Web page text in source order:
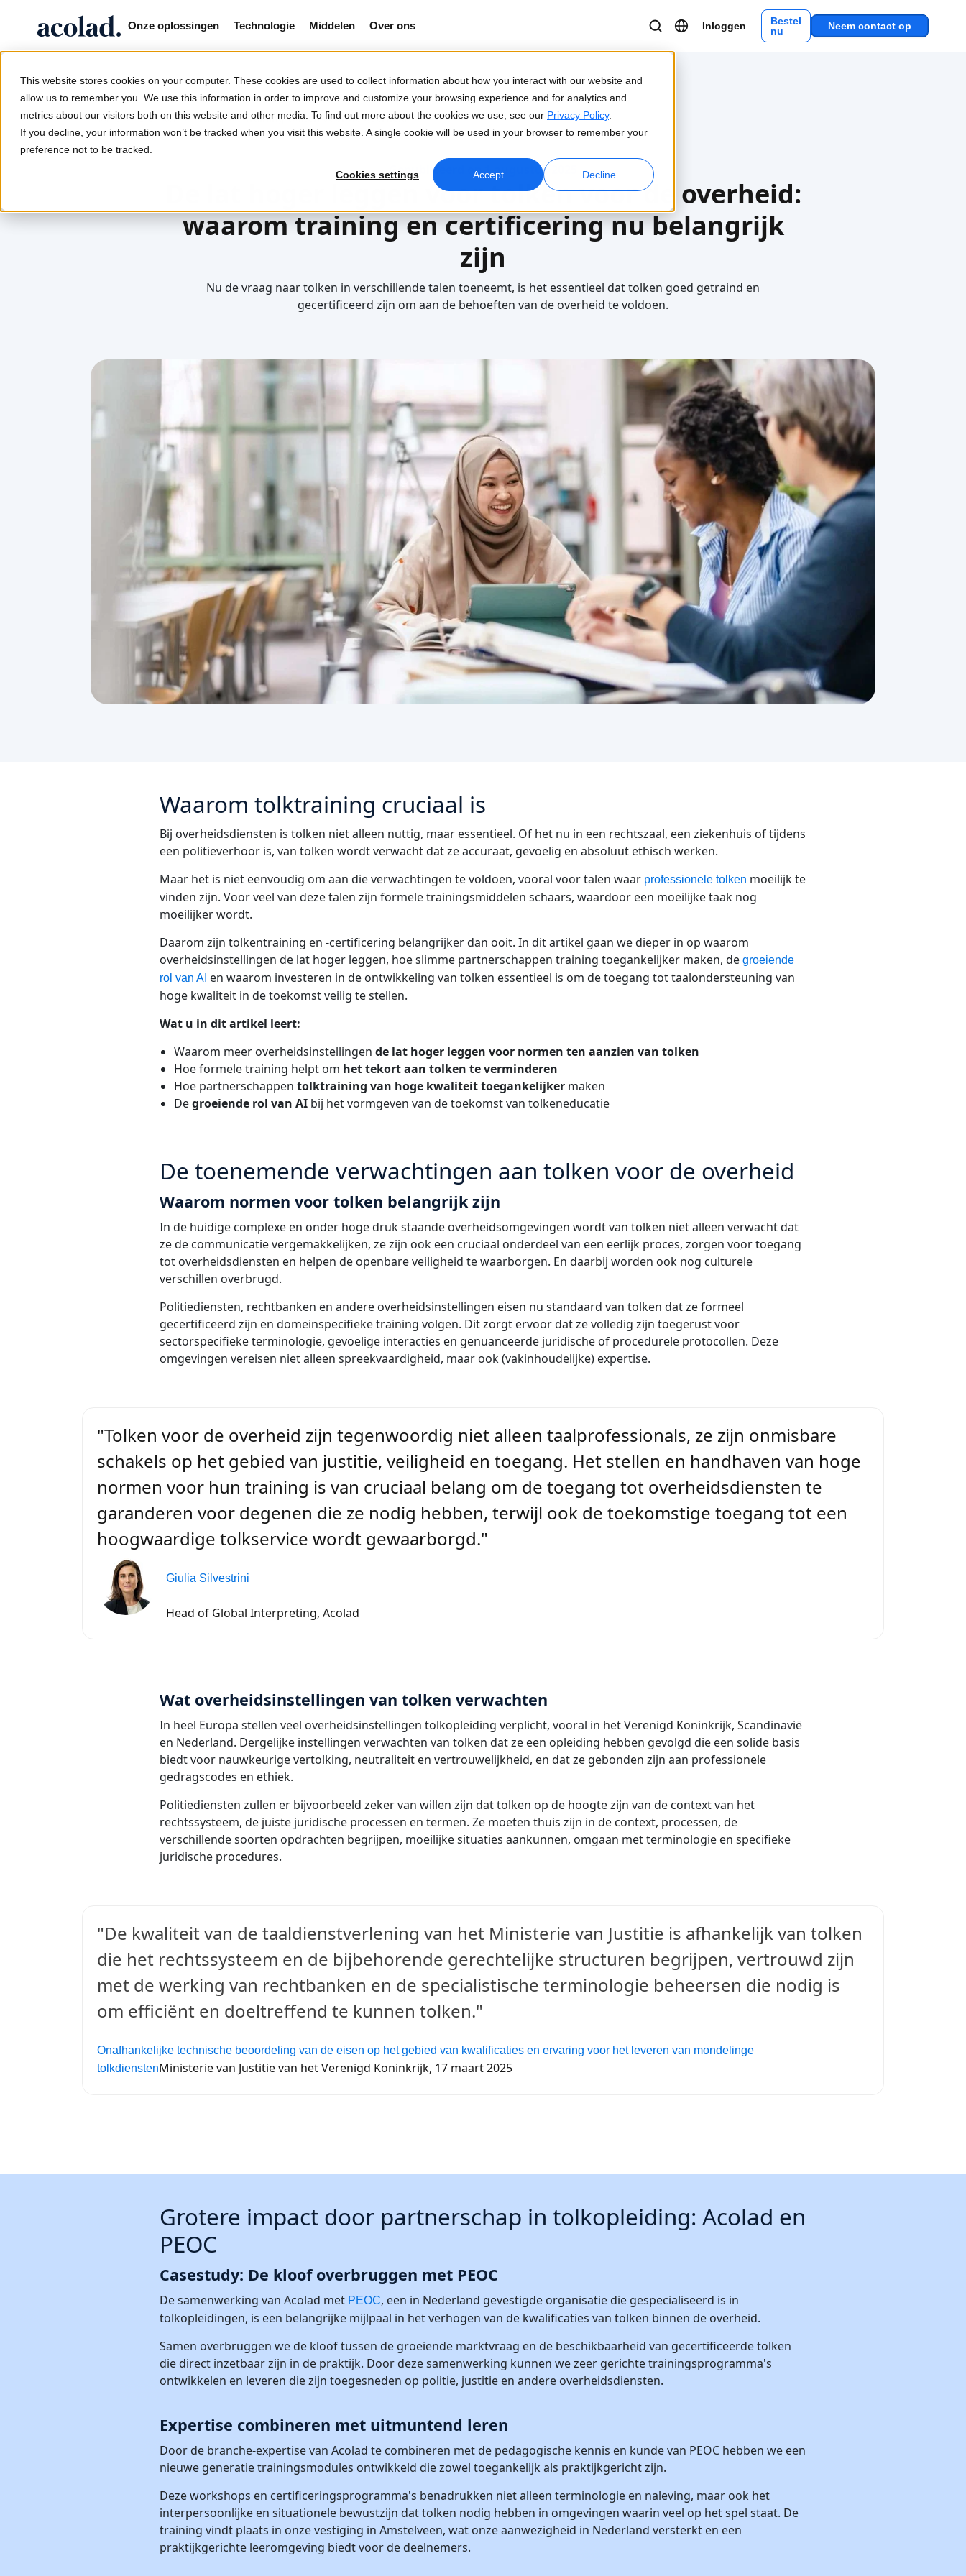
This website stores cookies on your computer. These cookies are used to collect information about how you interact with our website and
allow us to remember you. We use this information in order to improve and customize your browsing experience and for analytics and
metrics about our visitors both on this website and other media. To find out more about the cookies we use, see our Privacy Policy.
If you decline, your information won’t be tracked when you visit this website. A single cookie will be used in your browser to remember your
preference not to be tracked.
Cookies settings Accept Decline
Onze oplossingen Technologie Middelen Over ons Inloggen
Bestel
nu
Neem contact op
Home / Diensten / Tolken / Training tolken voor de overheid
Gepubliceerd op 1 augustus 2025
De lat hoger leggen voor tolken voor de overheid:
waarom training en certificering nu belangrijk
zijn
Nu de vraag naar tolken in verschillende talen toeneemt, is het essentieel dat tolken goed getraind en
gecertificeerd zijn om aan de behoeften van de overheid te voldoen.
Waarom tolktraining cruciaal is
Bij overheidsdiensten is tolken niet alleen nuttig, maar essentieel. Of het nu in een rechtszaal, een ziekenhuis of tijdens
een politieverhoor is, van tolken wordt verwacht dat ze accuraat, gevoelig en absoluut ethisch werken.
Maar het is niet eenvoudig om aan die verwachtingen te voldoen, vooral voor talen waar professionele tolken moeilijk te
vinden zijn. Voor veel van deze talen zijn formele trainingsmiddelen schaars, waardoor een moeilijke taak nog
moeilijker wordt.
Daarom zijn tolkentraining en -certificering belangrijker dan ooit. In dit artikel gaan we dieper in op waarom
overheidsinstellingen de lat hoger leggen, hoe slimme partnerschappen training toegankelijker maken, de groeiende
rol van AI en waarom investeren in de ontwikkeling van tolken essentieel is om de toegang tot taalondersteuning van
hoge kwaliteit in de toekomst veilig te stellen.
Wat u in dit artikel leert:
Waarom meer overheidsinstellingen de lat hoger leggen voor normen ten aanzien van tolken
Hoe formele training helpt om het tekort aan tolken te verminderen
Hoe partnerschappen tolktraining van hoge kwaliteit toegankelijker maken
Degroeiende rol van AI bij het vormgeven van de toekomst van tolkeneducatie
De toenemende verwachtingen aan tolken voor de overheid
Waarom normen voor tolken belangrijk zijn
In de huidige complexe en onder hoge druk staande overheidsomgevingen wordt van tolken niet alleen verwacht dat
ze de communicatie vergemakkelijken, ze zijn ook een cruciaal onderdeel van een eerlijk proces, zorgen voor toegang
tot overheidsdiensten en helpen de openbare veiligheid te waarborgen. En daarbij worden ook nog culturele
verschillen overbrugd.
Politiediensten, rechtbanken en andere overheidsinstellingen eisen nu standaard van tolken dat ze formeel
gecertificeerd zijn en domeinspecifieke training volgen. Dit zorgt ervoor dat ze volledig zijn toegerust voor
sectorspecifieke terminologie, gevoelige interacties en genuanceerde juridische of procedurele protocollen. Deze
omgevingen vereisen niet alleen spreekvaardigheid, maar ook (vakinhoudelijke) expertise.
"Tolken voor de overheid zijn tegenwoordig niet alleen taalprofessionals, ze zijn onmisbare
schakels op het gebied van justitie, veiligheid en toegang. Het stellen en handhaven van hoge
normen voor hun training is van cruciaal belang om de toegang tot overheidsdiensten te
garanderen voor degenen die ze nodig hebben, terwijl ook de toekomstige toegang tot een
hoogwaardige tolkservice wordt gewaarborgd."
Giulia Silvestrini
Head of Global Interpreting, Acolad
Wat overheidsinstellingen van tolken verwachten
In heel Europa stellen veel overheidsinstellingen tolkopleiding verplicht, vooral in het Verenigd Koninkrijk, Scandinavië
en Nederland. Dergelijke instellingen verwachten van tolken dat ze een opleiding hebben gevolgd die een solide basis
biedt voor nauwkeurige vertolking, neutraliteit en vertrouwelijkheid, en dat ze gebonden zijn aan professionele
gedragscodes en ethiek.
Politiediensten zullen er bijvoorbeeld zeker van willen zijn dat tolken op de hoogte zijn van de context van het
rechtssysteem, de juiste juridische processen en termen. Ze moeten thuis zijn in de context, processen, de
verschillende soorten opdrachten begrijpen, moeilijke situaties aankunnen, omgaan met terminologie en specifieke
juridische procedures.
"De kwaliteit van de taaldienstverlening van het Ministerie van Justitie is afhankelijk van tolken
die het rechtssysteem en de bijbehorende gerechtelijke structuren begrijpen, vertrouwd zijn
met de werking van rechtbanken en de specialistische terminologie beheersen die nodig is
om efficiënt en doeltreffend te kunnen tolken."
Onafhankelijke technische beoordeling van de eisen op het gebied van kwalificaties en ervaring voor het leveren van mondelinge
tolkdienstenMinisterie van Justitie van het Verenigd Koninkrijk, 17 maart 2025
Grotere impact door partnerschap in tolkopleiding: Acolad en
PEOC
Casestudy: De kloof overbruggen met PEOC
De samenwerking van Acolad met PEOC, een in Nederland gevestigde organisatie die gespecialiseerd is in
tolkopleidingen, is een belangrijke mijlpaal in het verhogen van de kwalificaties van tolken binnen de overheid.
Samen overbruggen we de kloof tussen de groeiende marktvraag en de beschikbaarheid van gecertificeerde tolken
die direct inzetbaar zijn in de praktijk. Door deze samenwerking kunnen we zeer gerichte trainingsprogramma's
ontwikkelen en leveren die zijn toegesneden op politie, justitie en andere overheidsdiensten.
Expertise combineren met uitmuntend leren
Door de branche-expertise van Acolad te combineren met de pedagogische kennis en kunde van PEOC hebben we een
nieuwe generatie trainingsmodules ontwikkeld die zowel toegankelijk als praktijkgericht zijn.
Deze workshops en certificeringsprogramma's benadrukken niet alleen terminologie en naleving, maar ook het
interpersoonlijke en situationele bewustzijn dat tolken nodig hebben in omgevingen waarin veel op het spel staat. De
training vindt plaats in onze vestiging in Amstelveen, wat onze aanwezigheid in Nederland versterkt en een
praktijkgerichte leeromgeving biedt voor de deelnemers.